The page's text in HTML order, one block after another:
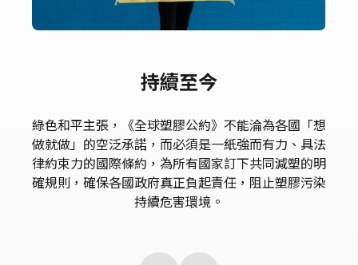
持續至今
綠色和平主張，《全球塑膠公約》不能淪為各國「想
做就做」的空泛承諾，而必須是一紙強而有力、具法
律約束力的國際條約，為所有國家訂下共同減塑的明
確規則，確保各國政府真正負起責任，阻止塑膠污染
持續危害環境。